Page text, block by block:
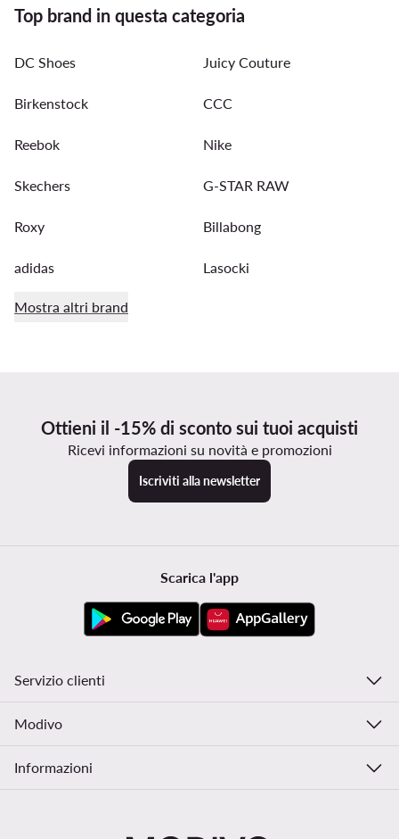
Top brand in questa categoria
DC Shoes Juicy Couture
Birkenstock CCC
Reebok Nike
Skechers G-STAR RAW
Roxy Billabong
adidas Lasocki
Mostra altri brand
Ottieni il -15% di sconto sui tuoi acquisti
Ricevi informazioni su novità e promozioni
Iscriviti alla newsletter
Scarica l'app
Servizio clienti
Modivo
Informazioni